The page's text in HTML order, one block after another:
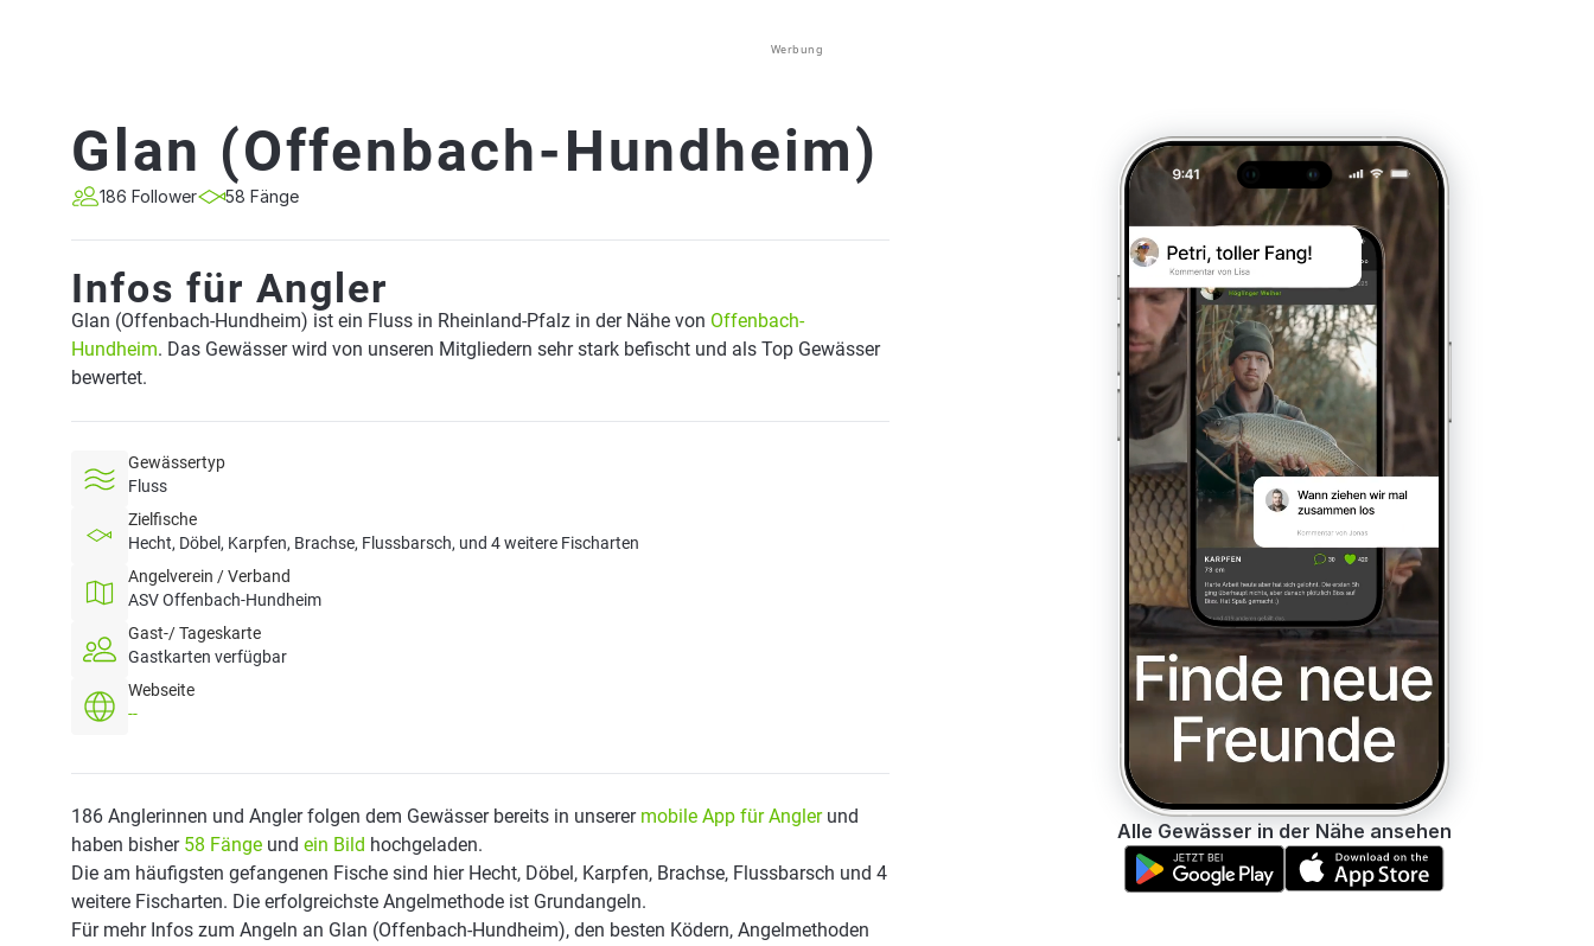
Werbung
Glan (Offenbach-Hundheim)
186 Follower 58 Fänge
Infos für Angler
Glan (Offenbach-Hundheim) ist ein Fluss in Rheinland-Pfalz in der Nähe von Offenbach-
Hundheim. Das Gewässer wird von unseren Mitgliedern sehr stark befischt und als Top Gewässer
bewertet.
Gewässertyp
Fluss
Zielfische
Hecht, Döbel, Karpfen, Brachse, Flussbarsch, und 4 weitere Fischarten
Angelverein / Verband
ASV Offenbach-Hundheim
Gast-/ Tageskarte
Gastkarten verfügbar
Webseite
--
186 Anglerinnen und Angler folgen dem Gewässer bereits in unserer mobile App für Anglerund
haben bisher 58 Fänge und ein Bild hochgeladen.
Die am häufigsten gefangenen Fische sind hier Hecht, Döbel, Karpfen, Brachse, Flussbarsch und 4
weitere Fischarten. Die erfolgreichste Angelmethode ist Grundangeln.
Für mehr Infos zum Angeln an Glan (Offenbach-Hundheim), den besten Ködern, Angelmethoden
Alle Gewässer in der Nähe ansehen